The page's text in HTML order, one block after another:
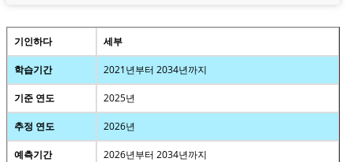
기인하다 세부
학습기간 2021년부터 2034년까지
기준 연도 2025년
추정 연도 2026년
예측기간 2026년부터 2034년까지